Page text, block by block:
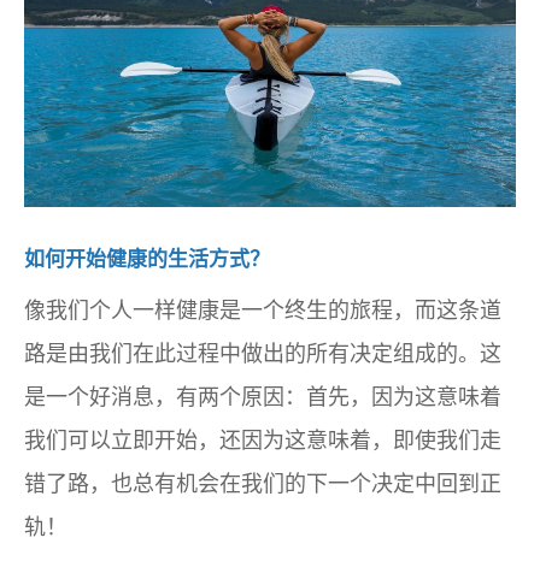
如何开始健康的生活方式？
像我们个人一样健康是一个终生的旅程，而这条道
路是由我们在此过程中做出的所有决定组成的。这
是一个好消息，有两个原因：首先，因为这意味着
我们可以立即开始，还因为这意味着，即使我们走
错了路，也总有机会在我们的下一个决定中回到正
轨！